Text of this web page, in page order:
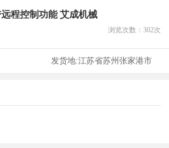
程控制功能 艾成机械
浏览次数： 302次
发货地:江苏省苏州张家港市